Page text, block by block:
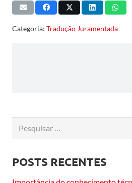
Categoria: Tradução Juramentada
POSTS RECENTES